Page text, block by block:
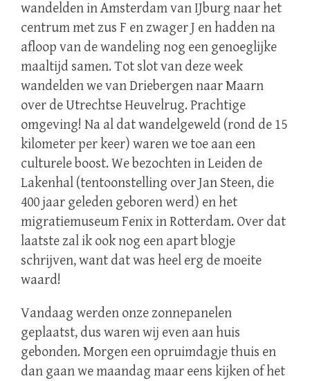
wandelden in Amsterdam van IJburg naar het
centrum met zus F en zwager J en hadden na
afloop van de wandeling nog een genoeglijke
maaltijd samen. Tot slot van deze week
wandelden we van Driebergen naar Maarn
over de Utrechtse Heuvelrug. Prachtige
omgeving! Na al dat wandelgeweld (rond de 15
kilometer per keer) waren we toe aan een
culturele boost. We bezochten in Leiden de
Lakenhal (tentoonstelling over Jan Steen, die
400 jaar geleden geboren werd) en het
migratiemuseum Fenix in Rotterdam. Over dat
laatste zal ik ook nog een apart blogje
schrijven, want dat was heel erg de moeite
waard!
Vandaag werden onze zonnepanelen
geplaatst, dus waren wij even aan huis
gebonden. Morgen een opruimdagje thuis en
dan gaan we maandag maar eens kijken of het